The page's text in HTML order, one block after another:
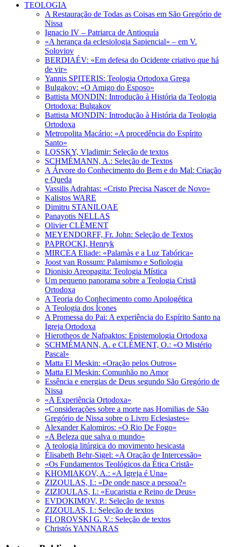
TEOLOGIA
A Restauração de Todas as Coisas em São Gregório de
Nissa
Ignacio IV – Patriarca de Antioquía
«A herança da eclesiologia Sapiencial» – em V.
Soloviov
BERDIAÉV: «Em defesa do Ocidente criativo que há
de vir»
Yannis SPITERIS: Teologia Ortodoxa Grega
Bulgakov: «O Amigo do Esposo»
Battista MONDIN: Introdução à História da Teologia
Ortodoxa: Bulgakov
Battista MONDIN: Introdução à História da Teologia
Ortodoxa
Metropolita Macário: «A procedência do Espírito
Santo»
LOSSKY, Vladimir: Seleção de textos
SCHMÉMANN, A.: Seleção de Textos
A Árvore do Conhecimento do Bem e do Mal: Criação
e Queda
Vassilis Adrahtas: «Cristo Precisa Nascer de Novo»
Kalistos WARE
Dimitru STANILOAE
Panayotis NELLAS
Olivier CLÈMENT
MEYENDORFF, Fr. John: Seleção de Textos
PAPROCKI, Henryk
MIRCEA Eliade: «Palamàs e a Luz Tabórica»
Joost van Rossum: Palamismo e Sofiologia
Dionisio Areopagita: Teologia Mística
Um pequeno panorama sobre a Teologia Cristã
Ortodoxa
A Teoria do Conhecimento como Apologética
A Teologia dos Ícones
A Promessa do Pai: A experiência do Espírito Santo na
Igreja Ortodoxa
Hierotheos de Nafpaktos: Epistemologia Ortodoxa
SCHMÉMANN, A. e CLÉMENT, O.: «O Mistério
Pascal»
Matta El Meskin: «Oração pelos Outros»
Matta El Meskin: Comunhão no Amor
Essência e energias de Deus segundo São Gregório de
Nissa
«A Experiência Ortodoxa»
«Considerações sobre a morte nas Homilias de São
Gregório de Nissa sobre o Livro Eclesiastes»
Alexander Kalomiros: «O Rio De Fogo»
«A Beleza que salva o mundo»
A teologia litúrgica do movimento hesicasta
Élisabeth Behr-Sigel: «A Oração de Intercessão»
«Os Fundamentos Teológicos da Ética Cristã»
KHOMIAKOV, A.: «A Igreja é Una»
ZIZOULAS, I.: «De onde nasce a pessoa?»
ZIZIOULAS, I.: «Eucaristia e Reino de Deus»
EVDOKIMOV, P.: Seleção de textos
ZIZOULAS, I.: Seleção de textos
FLOROVSKI G. V.: Seleção de textos
Christós YANNARAS